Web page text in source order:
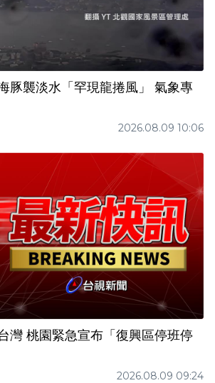
豚襲淡水「罕現龍捲風」 氣象專
2026.08.09 10:06
灣 桃園緊急宣布「復興區停班停
2026.08.09 09:24